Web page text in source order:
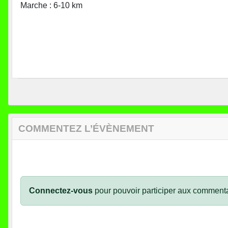
Marche : 6-10 km
COMMENTEZ L’ÉVÈNEMENT
Connectez-vous pour pouvoir participer aux